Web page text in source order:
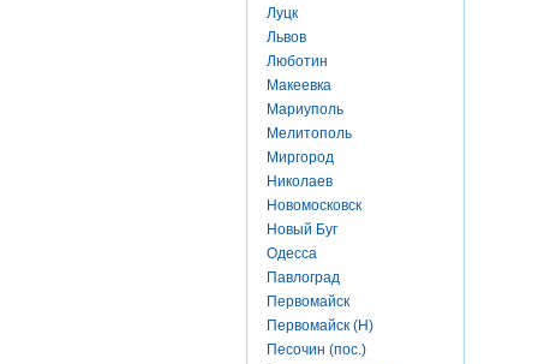
Луцк
Львов
Люботин
Макеевка
Мариуполь
Мелитополь
Миргород
Николаев
Новомосковск
Новый Буг
Одесса
Павлоград
Первомайск
Первомайск (Н)
Песочин (пос.)